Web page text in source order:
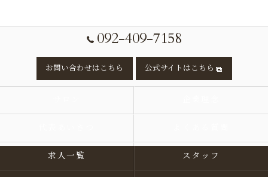
092-409-7158
お問い合わせはこちら 公式サイトはこちら
求人一覧 スタッフ